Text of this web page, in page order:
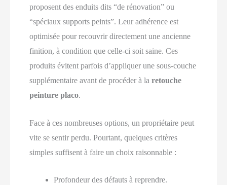
proposent des enduits dits “de rénovation” ou
“spéciaux supports peints”. Leur adhérence est
optimisée pour recouvrir directement une ancienne
finition, à condition que celle‑ci soit saine. Ces
produits évitent parfois d’appliquer une sous‑couche
supplémentaire avant de procéder à laretouche
peinture placo.
Face à ces nombreuses options, un propriétaire peut
vite se sentir perdu. Pourtant, quelques critères
simples suffisent à faire un choix raisonnable :
Profondeur des défauts à reprendre.